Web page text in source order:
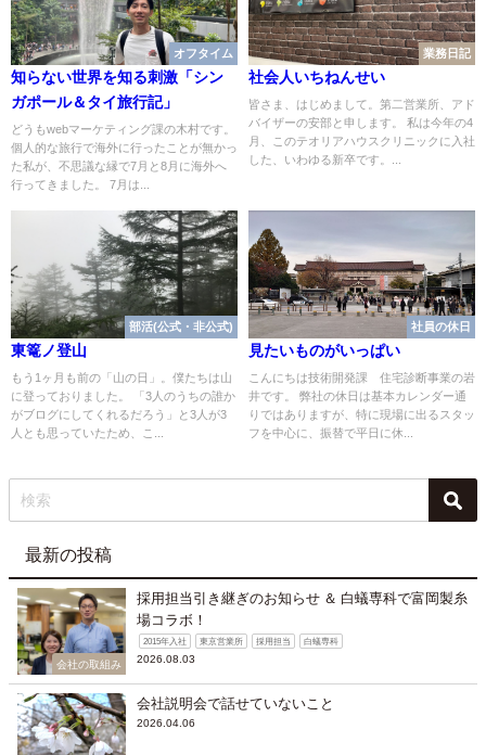
オフタイム
知らない世界を知る刺激「シン
ガポール＆タイ旅行記」
どうもwebマーケティング課の木村です。
個人的な旅行で海外に行ったことが無かっ
た私が、不思議な縁で7月と8月に海外へ
行ってきました。 7月は...
業務日記
社会人いちねんせい
皆さま、はじめまして。第二営業所、アド
バイザーの安部と申します。 私は今年の4
月、このテオリアハウスクリニックに入社
した、いわゆる新卒です。...
部活(公式・非公式)
東篭ノ登山
もう1ヶ月も前の「山の日」。僕たちは山
に登っておりました。 「3人のうちの誰か
がブログにしてくれるだろう」と3人が3
人とも思っていたため、こ...
社員の休日
見たいものがいっぱい
こんにちは技術開発課 住宅診断事業の岩
井です。 弊社の休日は基本カレンダー通
りではありますが、特に現場に出るスタッ
フを中心に、振替で平日に休...
最新の投稿
会社の取組み
採用担当引き継ぎのお知らせ ＆ 白蟻専科で富岡製糸
場コラボ！
2015年入社 東京営業所 採用担当 白蟻専科
2026.08.03
会社説明会で話せていないこと
2026.04.06